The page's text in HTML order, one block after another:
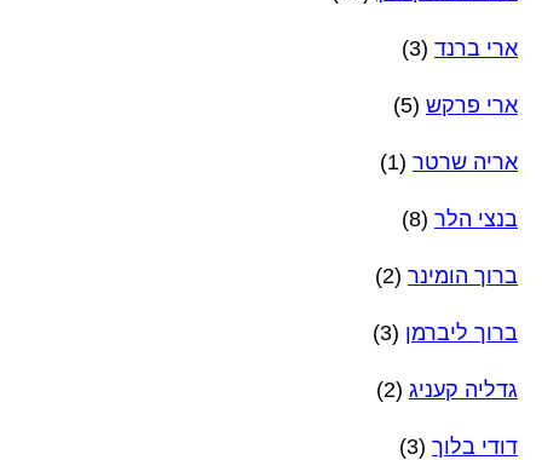
ארי ברנד (3)
ארי פרקש (5)
אריה שרטר (1)
בנצי הלר (8)
ברוך הומינר (2)
ברוך ליברמן (3)
גדליה קעניג (2)
דודי בלוך (3)